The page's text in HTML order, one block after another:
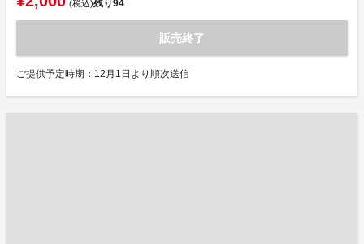
(税込)残り94
販売終了
ご提供予定時期：12月1日より順次送信